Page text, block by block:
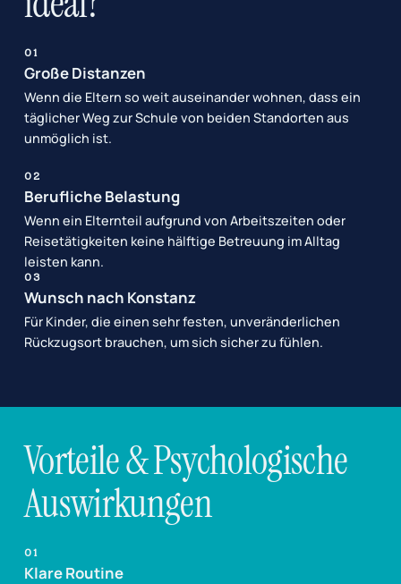
01
Große Distanzen
Wenn die Eltern so weit auseinander wohnen, dass ein
täglicher Weg zur Schule von beiden Standorten aus
unmöglich ist.
02
Berufliche Belastung
Wenn ein Elternteil aufgrund von Arbeitszeiten oder
Reisetätigkeiten keine hälftige Betreuung im Alltag
leisten kann.
03
Wunsch nach Konstanz
Für Kinder, die einen sehr festen, unveränderlichen
Rückzugsort brauchen, um sich sicher zu fühlen.
Vorteile & Psychologische
Auswirkungen
01
Klare Routine